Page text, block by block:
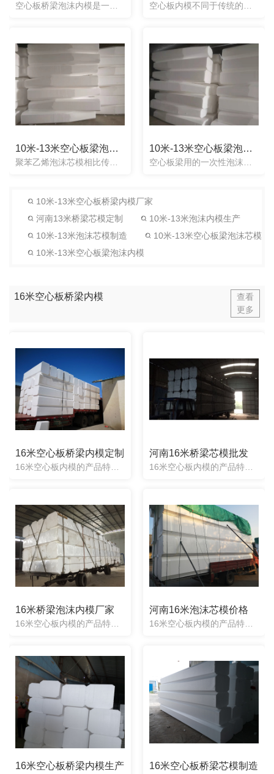
空心板桥梁泡沫内模是一款一次性泡沫内模产品：其内模整体为实心材质，且用这种新型的一次性内模制梁时，无需取出，直接留在空心板内部结构中，一次性桥梁内模的名字是由其本身内模的特点来叫的：由于材质较轻，浇筑... 空心板内模不同于传统的橡胶气囊芯模，泡沫内膜使用起来非常简单方便，引入钢筋笼内即可，不用取出，这样的话既节省了工人工时，也节省了一部分工程工期，粗略计算比气囊芯模节省了75%的安装时间。空心板内模使用...
10米-13米空心板梁泡沫芯模 10米-13米空心板梁泡沫内模
10米-13米空心板桥梁内模厂家
河南13米桥梁芯模定制
10米-13米泡沫内模生产
10米-13米泡沫芯模制造
10米-13米空心板梁泡沫芯模
10米-13米空心板梁泡沫内模
16米空心板桥梁内模
查看
更多
16米空心板桥梁内模定制 河南16米桥梁芯模批发
16米桥梁泡沫内模厂家 河南16米泡沫芯模价格
16米空心板桥梁内模生产 16米空心板桥梁芯模制造